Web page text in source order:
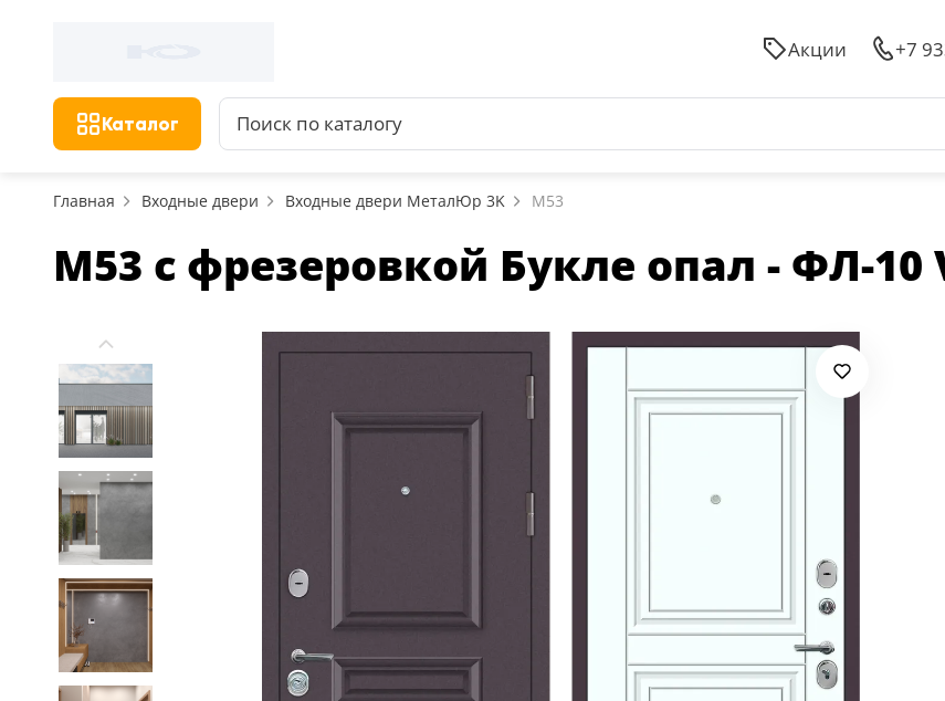
Каталог
Акции +7
Главная Входные двери Входные двери МеталЮр 3K M53
M53 с фрезеровкой Букле опал - ФЛ-10